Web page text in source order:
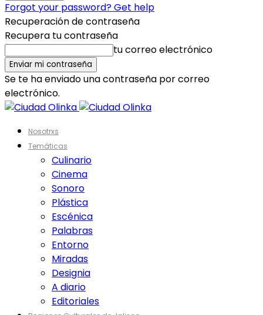
Forgot your password? Get help
Recuperación de contraseña
Recupera tu contraseña
tu correo electrónico
Se te ha enviado una contraseña por correo
electrónico.
Nosotrxs
Temáticas
Culinario
Cinema
Sonoro
Plástica
Escénica
Palabras
Entorno
Miradas
Designia
A diario
Editoriales